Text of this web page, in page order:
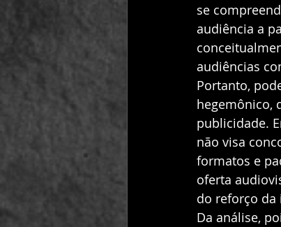
se
audiência a
audiências
Portanto,
hegemônico,
publicidade.
não visa
formatos e
oferta
do reforço da
Da análise,